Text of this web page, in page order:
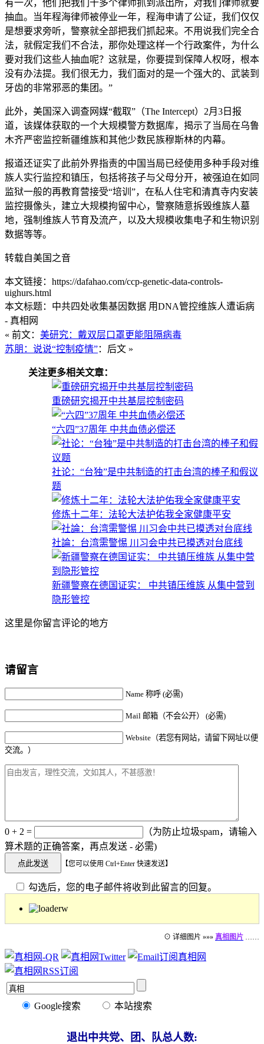
有一次，他们把我们十多个律师抓到派出所，对我们律师就要
抽血。当年程海律师被停业一年，程海申请了公证，我们仅仅
是想要求旁听，警察就全部把我们抓起来。不用说我们完全合
法，就假定我们不合法，那你处理这样一个行政案件，为什么
要对我们这些人抽血呢？这就是，你要提到保障人权呀，根本
没有办法提。我们很无力，我们面对的是一个强大的、武装到
牙齿的非常邪恶的集团。”
此外，美国深入调查网媒“截取”（The Intercept）2月3日报
道，该媒体获取的一个大规模警方数据库，揭示了当局在乌鲁
木齐严密监控新疆维族和其他少数民族穆斯林的内幕。
报道还证实了此前外界指责的中国当局已经使用多种手段对维
族人实行监控和镇压，包括将孩子与父母分开，被强迫在如同
监狱一般的再教育营接受“培训”，在私人住宅和清真寺内安装
监控摄像头，建立大规模拘留中心，警察随意拆毁维族人墓
地，强制维族人节育及流产，以及大规模收集电子和生物识别
数据等等。
转载自美国之音
本文链接：https://dafahao.com/ccp-genetic-data-controls-
uighurs.html
本文标题：中共四处收集基因数据 用DNA管控维族人遭诟病
- 真相网
« 前文： 美研究：戴双层口罩更能阻隔病毒
苏朋：说说“控制疫情”：后文 »
关注更多相关文章：
重磅研究揭开中共基层控制密码
“六四”37周年 中共血债必偿还
社论：“台独”是中共制造的打击台湾的棒子和假议
题
修炼十二年：法轮大法护佑我全家健康平安
社論：台湾需警惕 川习会中共已摸透对台底线
新疆警察在德国证实： 中共镇压维族 从集中营到
隐形管控
这里是你留言评论的地方
请留言
Name 称呼 (必需)
Mail 邮箱（不会公开） (必需)
Website（若您有网站，请留下网址以便
交流。）
0 + 2 =
（为防止垃圾spam，请输入
算术题的正确答案，再点发送 - 必需)
【您可以使用 Ctrl+Enter 快速发送】
勾选后，您的电子邮件将收到此留言的回复。
⊙ 详细图片 »»» 真相图片
Google搜索 本站搜索
退出中共党、团、队总人数: